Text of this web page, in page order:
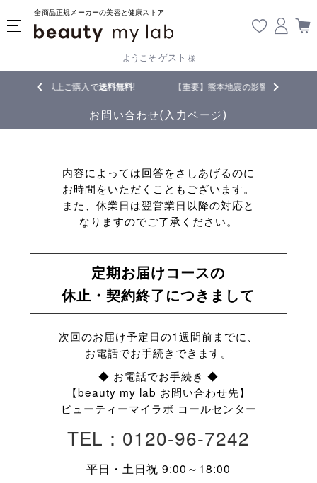
全商品正規メーカーの美容と健康ストア
ようこそ ゲスト 様
送料無料 ! 【重要】熊本地震の影響により遅延が生じております
お問い合わせ(入力ページ)
内容によっては回答をさしあげるのに
お時間をいただくこともございます。
また、休業日は翌営業日以降の対応と
なりますのでご了承ください。
定期お届けコースの
休止・契約終了につきまして
次回のお届け予定日の1週間前までに、
お電話でお手続きできます。
◆ お電話でお手続き ◆
【beauty my lab お問い合わせ先】
ビューティーマイラボ コールセンター
TEL：0120-96-7242
平日・土日祝 9:00～18:00